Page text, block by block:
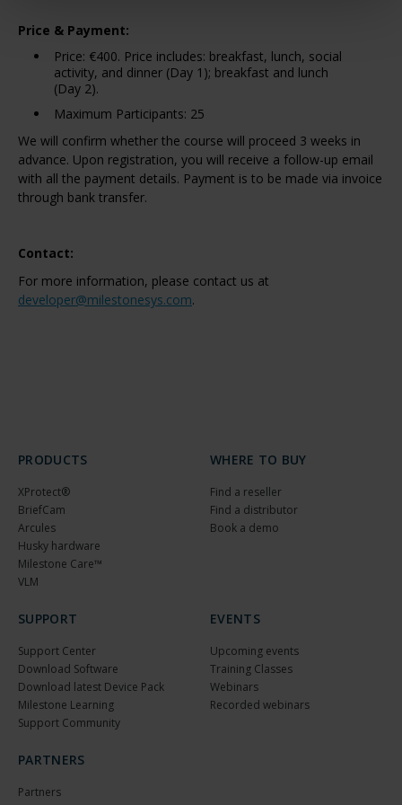
Price & Payment:
Price: €400. Price includes: breakfast, lunch, social
activity, and dinner (Day 1); breakfast and lunch
(Day 2).
Maximum Participants: 25
We will confirm whether the course will proceed 3 weeks in
advance. Upon registration, you will receive a follow-up email
with all the payment details. Payment is to be made via invoice
through bank transfer.
Contact:
For more information, please contact us at
developer@milestonesys.com.
PRODUCTS
XProtect®
BriefCam
Arcules
Husky hardware
Milestone Care™
VLM
WHERE TO BUY
Find a reseller
Find a distributor
Book a demo
SUPPORT
Support Center
Download Software
Download latest Device Pack
Milestone Learning
Support Community
EVENTS
Upcoming events
Training Classes
Webinars
Recorded webinars
PARTNERS
Partners